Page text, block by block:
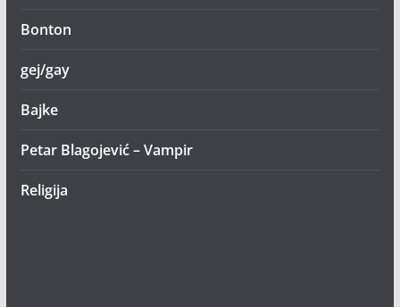
Bonton
gej/gay
Bajke
Petar Blagojević – Vampir
Religija